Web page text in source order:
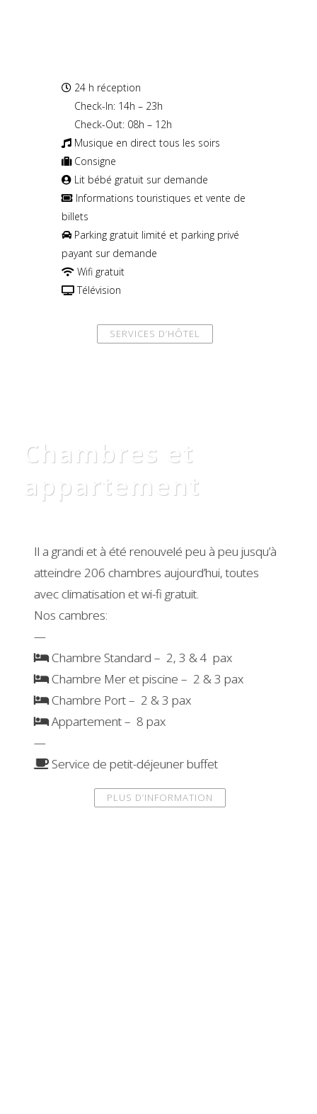
24 h réception
Check-In: 14h – 23h
Check-Out: 08h – 12h
Musique en direct tous les soirs
Consigne
Lit bébé gratuit sur demande
Informations touristiques et vente de
billets
Parking gratuit limité et parking privé
payant sur demande
Wifi gratuit
Télévision
SERVICES D’HÔTEL
Chambres et
appartement
Il a grandi et à été renouvelé peu à peu jusqu’à
atteindre 206 chambres aujourd’hui, toutes
avec climatisation et wi-fi gratuit.
Nos cambres:
—
Chambre Standard – 2, 3 & 4 pax
Chambre Mer et piscine – 2 & 3 pax
Chambre Port – 2 & 3 pax
Appartement – 8 pax
—
Service de petit-déjeuner buffet
PLUS D’INFORMATION